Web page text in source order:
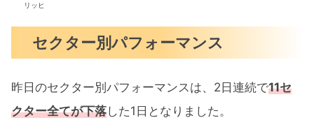
リッヒ
セクター別パフォーマンス
昨日のセクター別パフォーマンスは、2日連続で11セ
クター全てが下落した1日となりました。